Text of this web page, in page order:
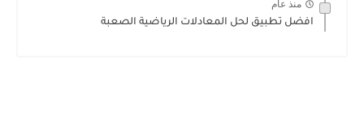
منذ عام
افضل تطبيق لحل المعادلات الرياضية الصعبة